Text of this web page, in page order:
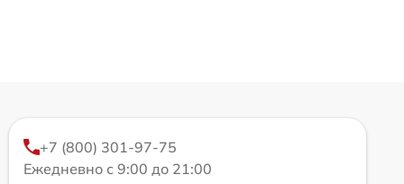
+7 (800) 301-97-75
Ежедневно с 9:00 до 21:00